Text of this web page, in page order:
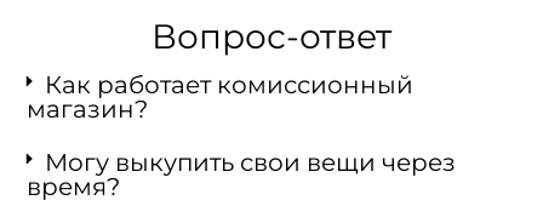
Вопрос-ответ
Как работает комиссионный
магазин?
Могу выкупить свои вещи через
время?